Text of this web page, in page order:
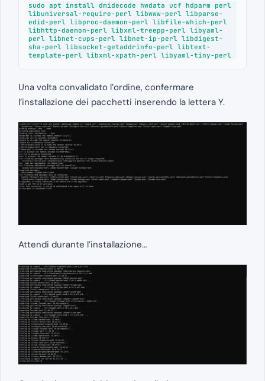
sudo apt install dmidecode hwdata ucf hdparm perl
libuniversal-require-perl libwww-perl libparse-
edid-perl libproc-daemon-perl libfile-which-perl
libhttp-daemon-perl libxml-treepp-perl libyaml-
perl libnet-cups-perl libnet-ip-perl libdigest-
sha-perl libsocket-getaddrinfo-perl libtext-
template-perl libxml-xpath-perl libyaml-tiny-perl
Una volta convalidato l’ordine, confermare
l’installazione dei pacchetti inserendo la lettera Y.
Attendi durante l’installazione…